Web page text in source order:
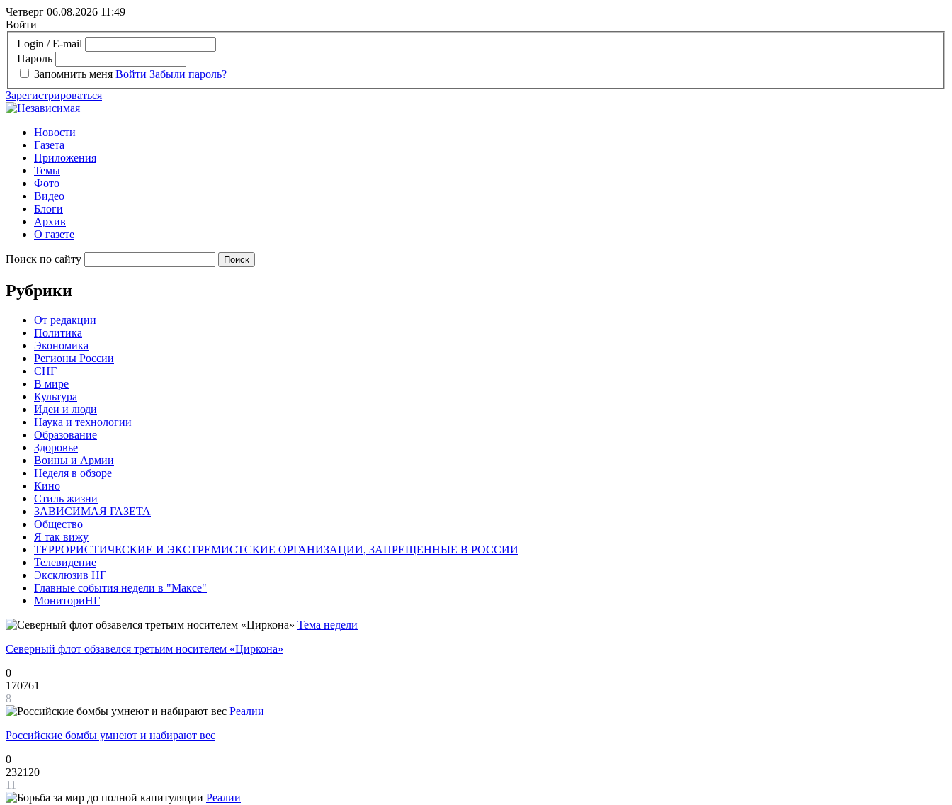
Четверг 06.08.2026 11:49
Войти
Login / E-mail
Пароль
Запомнить меня Войти Забыли пароль?
Зарегистрироваться
Новости
Газета
Приложения
Темы
Фото
Видео
Блоги
Архив
О газете
Поиск по сайту
Рубрики
От редакции
Политика
Экономика
Регионы России
СНГ
В мире
Культура
Идеи и люди
Наука и технологии
Образование
Здоровье
Воины и Армии
Неделя в обзоре
Кино
Стиль жизни
ЗАВИСИМАЯ ГАЗЕТА
Общество
Я так вижу
ТЕРРОРИСТИЧЕСКИЕ И ЭКСТРЕМИСТСКИЕ ОРГАНИЗАЦИИ, ЗАПРЕЩЕННЫЕ В РОССИИ
Телевидение
Эксклюзив НГ
Главные события недели в "Максе"
МониториНГ
Тема недели
Северный флот обзавелся третьим носителем «Циркона»
0
170761
8
Реалии
Российские бомбы умнеют и набирают вес
0
232120
11
Реалии